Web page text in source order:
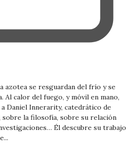
azotea se resguardan del frío y se
Al calor del fuego, y móvil en mano,
Daniel Innerarity, catedrático de
la filosofía, sobre su relación
Él descubre su trabajo